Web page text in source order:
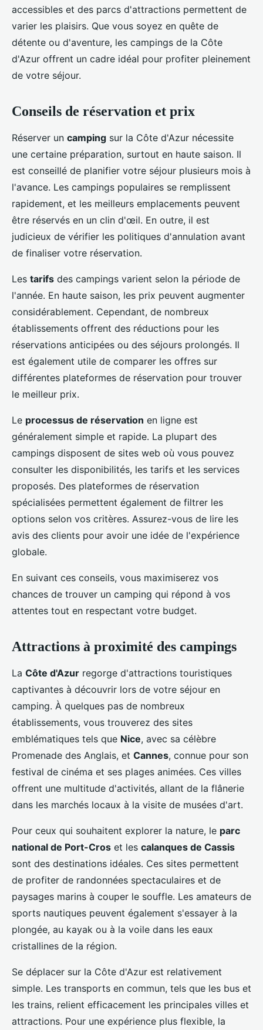
accessibles et des parcs d'attractions permettent de
varier les plaisirs. Que vous soyez en quête de
détente ou d'aventure, les campings de la Côte
d'Azur offrent un cadre idéal pour profiter pleinement
de votre séjour.
Conseils de réservation et prix
Réserver un camping sur la Côte d'Azur nécessite
une certaine préparation, surtout en haute saison. Il
est conseillé de planifier votre séjour plusieurs mois à
l'avance. Les campings populaires se remplissent
rapidement, et les meilleurs emplacements peuvent
être réservés en un clin d'œil. En outre, il est
judicieux de vérifier les politiques d'annulation avant
de finaliser votre réservation.
Les tarifs des campings varient selon la période de
l'année. En haute saison, les prix peuvent augmenter
considérablement. Cependant, de nombreux
établissements offrent des réductions pour les
réservations anticipées ou des séjours prolongés. Il
est également utile de comparer les offres sur
différentes plateformes de réservation pour trouver
le meilleur prix.
Le processus de réservation en ligne est
généralement simple et rapide. La plupart des
campings disposent de sites web où vous pouvez
consulter les disponibilités, les tarifs et les services
proposés. Des plateformes de réservation
spécialisées permettent également de filtrer les
options selon vos critères. Assurez-vous de lire les
avis des clients pour avoir une idée de l'expérience
globale.
En suivant ces conseils, vous maximiserez vos
chances de trouver un camping qui répond à vos
attentes tout en respectant votre budget.
Attractions à proximité des campings
La Côte d'Azur regorge d'attractions touristiques
captivantes à découvrir lors de votre séjour en
camping. À quelques pas de nombreux
établissements, vous trouverez des sites
emblématiques tels que Nice, avec sa célèbre
Promenade des Anglais, et Cannes, connue pour son
festival de cinéma et ses plages animées. Ces villes
offrent une multitude d'activités, allant de la flânerie
dans les marchés locaux à la visite de musées d'art.
Pour ceux qui souhaitent explorer la nature, le parc
national de Port-Cros et les calanques de Cassis
sont des destinations idéales. Ces sites permettent
de profiter de randonnées spectaculaires et de
paysages marins à couper le souffle. Les amateurs de
sports nautiques peuvent également s'essayer à la
plongée, au kayak ou à la voile dans les eaux
cristallines de la région.
Se déplacer sur la Côte d'Azur est relativement
simple. Les transports en commun, tels que les bus et
les trains, relient efficacement les principales villes et
attractions. Pour une expérience plus flexible, la